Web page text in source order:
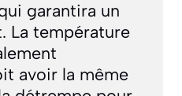
garantira un
La température
avoir la même